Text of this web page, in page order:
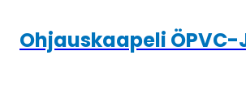
Ohjauskaapeli ÖPVC-